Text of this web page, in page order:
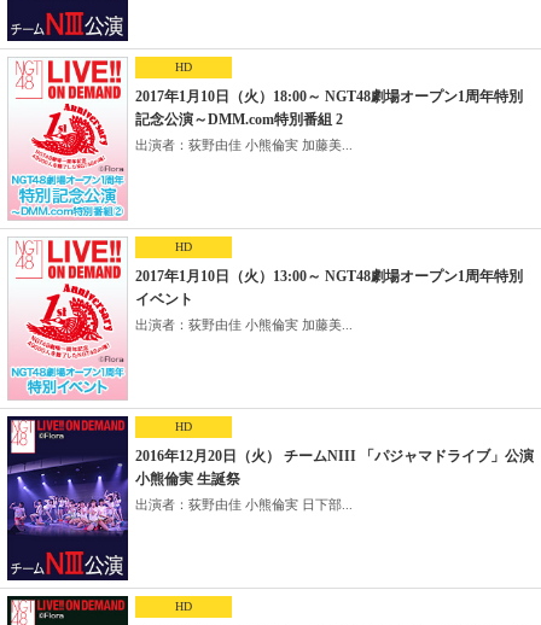
HD
2017年1月10日（火）18:00～ NGT48劇場オープン1周年特別
記念公演～DMM.com特別番組 2
出演者：荻野由佳 小熊倫実 加藤美...
HD
2017年1月10日（火）13:00～ NGT48劇場オープン1周年特別
イベント
出演者：荻野由佳 小熊倫実 加藤美...
HD
2016年12月20日（火） チームNIII 「パジャマドライブ」公演
小熊倫実 生誕祭
出演者：荻野由佳 小熊倫実 日下部...
HD